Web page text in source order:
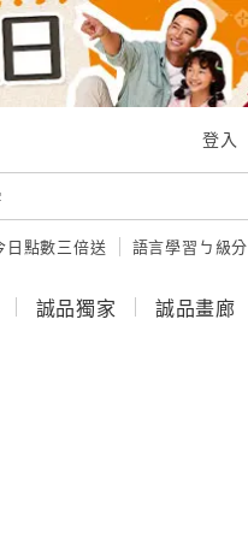
登入
日點數三倍送 語言學習ㄅ級分
誠品獨家 誠品畫廊